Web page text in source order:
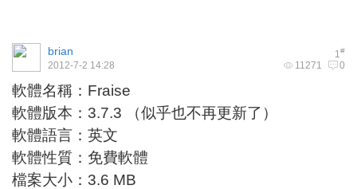
1#
brian
11271 0
2012-7-2 14:28
軟體名稱：Fraise
軟體版本：3.7.3 （似乎也不再更新了）
軟體語言：英文
軟體性質：免費軟體
檔案大小：3.6 MB